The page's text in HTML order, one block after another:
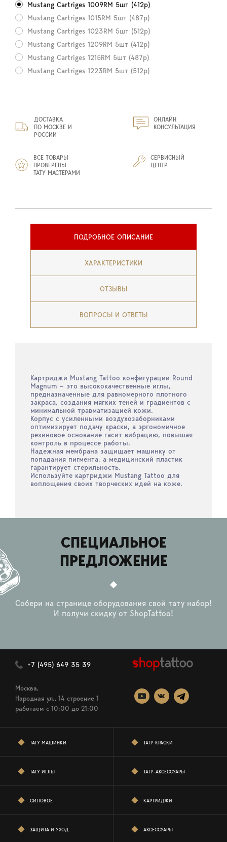
Mustang Cartriges 1009RM 5шт (412р)
Mustang Cartriges 1015RM 5шт (487р)
Mustang Cartriges 1023RM 5шт (512р)
Mustang Cartriges 1209RM 5шт (412р)
Mustang Cartriges 1215RM 5шт (487р)
Mustang Cartriges 1223RM 5шт (512р)
ДОСТАВКА
ПО МОСКВЕ И
РОССИИ
ОНЛАЙН
КОНСУЛЬТАЦИЯ
ВСЕ ТОВАРЫ
ПРОВЕРЕНЫ
ТАТУ МАСТЕРАМИ
СЕРВИСНЫЙ
ЦЕНТР
ПОДРОБНОЕ ОПИСАНИЕ
ХАРАКТЕРИСТИКИ
ОТЗЫВЫ
ВОПРОСЫ И ОТВЕТЫ
Картриджи Mustang Tattoo конфигурации Round
Magnum — это высококачественные иглы,
предназначенные для равномерного плотного
закраса, создания мягких теней и градиентов с
минимальной травматизацией кожи.
Корпус с усиленными воздухозаборниками
оптимизирует подачу краски, а эргономичное
резиновое основание гасит вибрацию, повышая
контроль в процессе работы.
Надежная мембрана защищает машинку от
попадания пигмента, а медицинский пластик
гарантирует стерильность.
Используйте картриджи Mustang Tattoo для
воплощения своих творческих идей на коже.
СПЕЦИАЛЬНОЕ
ПРЕДЛОЖЕНИЕ
Собери на странице оборудования свой тату набор!
И получи скидку от ShopTattoo!
+7 (495) 649 35 39
Москва,
Народная ул., 14 строение 1
работаем c 10:00 до 21:00
ТАТУ МАШИНКИ ТАТУ КРАСКИ
ТАТУ ИГЛЫ ТАТУ-АКСЕССУАРЫ
СИЛОВОЕ КАРТРИДЖИ
ЗАЩИТА И УХОД АКСЕССУАРЫ